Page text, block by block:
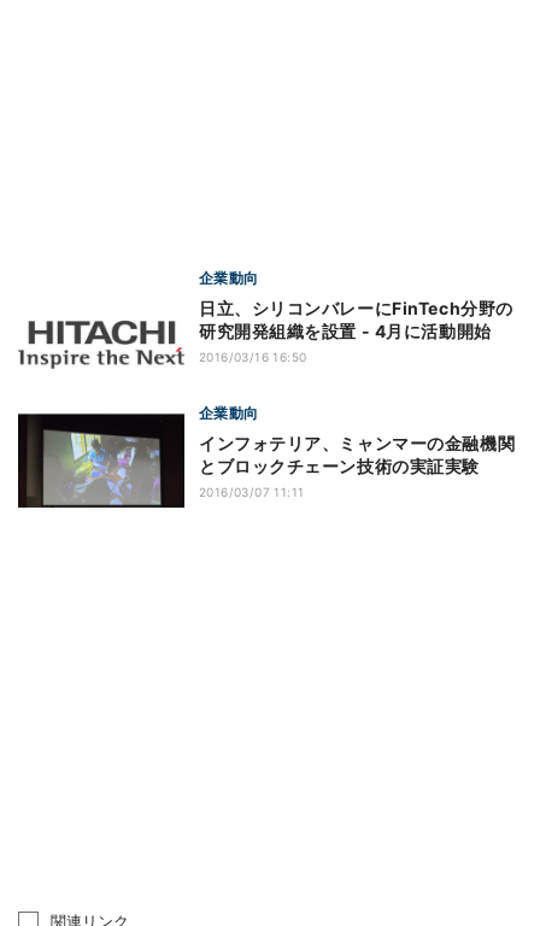
企業動向
日立、シリコンバレーにFinTech分野の
研究開発組織を設置 - 4月に活動開始
2016/03/16 16:50
企業動向
インフォテリア、ミャンマーの金融機関
とブロックチェーン技術の実証実験
2016/03/07 11:11
関連リンク